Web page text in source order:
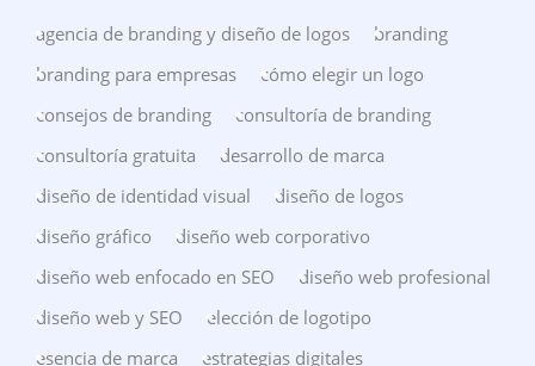
agencia de branding y diseño de logos
branding
branding para empresas
cómo elegir un logo
consejos de branding
consultoría de branding
consultoría gratuita
desarrollo de marca
diseño de identidad visual
diseño de logos
diseño gráfico
diseño web corporativo
diseño web enfocado en SEO
diseño web profesional
diseño web y SEO
elección de logotipo
esencia de marca
estrategias digitales